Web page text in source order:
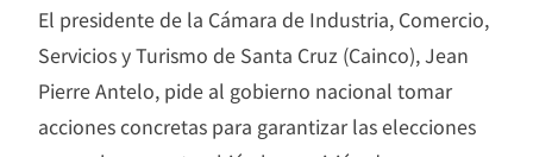
El presidente de la Cámara de Industria, Comercio,
Servicios y Turismo de Santa Cruz (Cainco), Jean
Pierre Antelo, pide al gobierno nacional tomar
acciones concretas para garantizar las elecciones